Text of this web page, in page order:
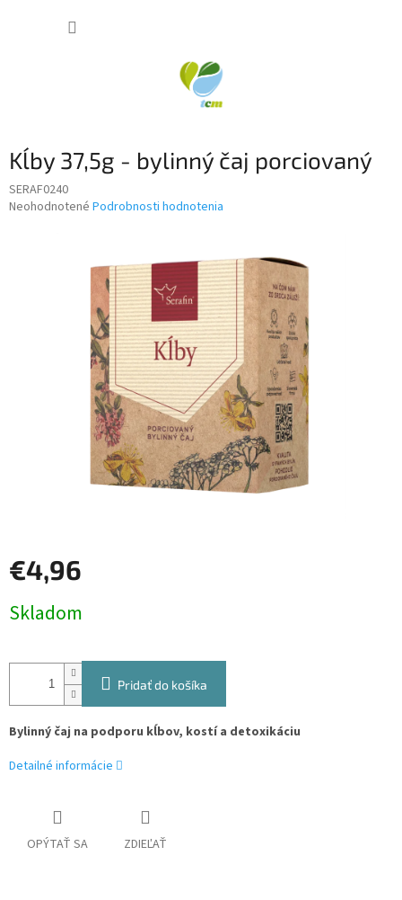
Kĺby 37,5g - bylinný čaj porciovaný
SERAF0240
Priemerné
Neohodnotené Podrobnosti hodnotenia
€4,96
cena:
Skladom
Pridať do košíka
Bylinný čaj na podporu kĺbov, kostí a detoxikáciu
Detailné informácie
OPÝTAŤ SA ZDIEĽAŤ